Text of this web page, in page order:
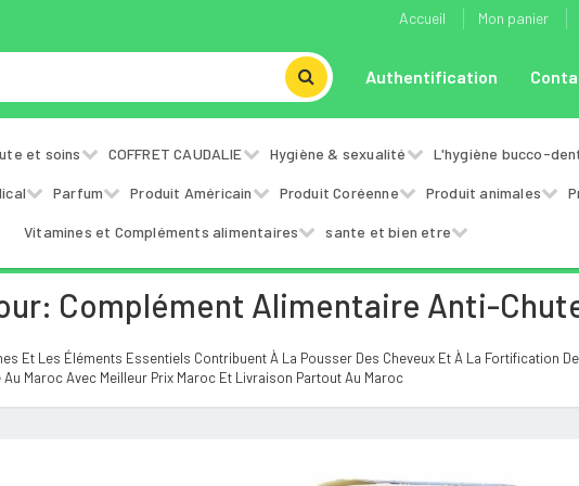
Accueil Mon panier
Authentification
et soins COFFRET CAUDALIE Hygiène & sexualité L'hygiène bucco-
Parfum Produit Américain Produit Coréenne Produit animales
Vitamines et Compléments alimentaires sante et bien etre
Complément Alimentaire Anti-
Et Les Éléments Essentiels Contribuent À La Pousser Des Cheveux Et À La Fortification
Maroc Avec Meilleur Prix Maroc Et Livraison Partout Au Maroc